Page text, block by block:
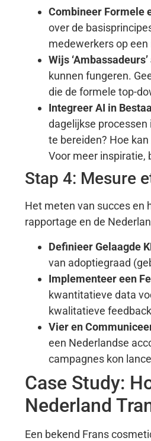
Combineer Formele
over de
medewerkers op
Wijs ‘Ambassadeurs’
kunnen fungeren.
die de formele top-
Integreer AI in
dagelijkse processen
te bereiden? Hoe
Voor meer inspiratie,
Stap 4: Mesure
Het meten van succes en
rapportage en de
Definieer Gelaagde
van adoptiegraad
Implementeer een
kwantitatieve data
kwalitatieve
Vier en
een Nederlandse
campagnes kon
Case Study:
Nederland
Een bekend Frans